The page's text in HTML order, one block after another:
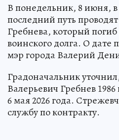
В понедельник, 8 июня,
последний путь
Гребнева, который
воинского долга. О
мэр города Валерий
Градоначальник
Валерьевич Гребнев
6 мая 2026 года.
службу по контракту.